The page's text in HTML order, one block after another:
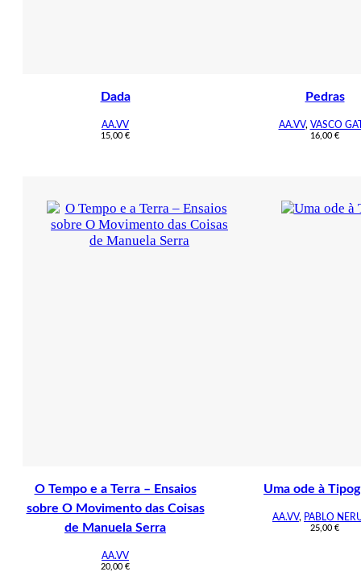
Dada
AA.VV
15,00 €
Pedras
AA.VV, VASCO
16,00 €
O Tempo e a Terra – Ensaios
sobre O Movimento das Coisas
de Manuela Serra
AA.VV
20,00 €
Uma ode à
AA.VV, PABLO
25,00 €